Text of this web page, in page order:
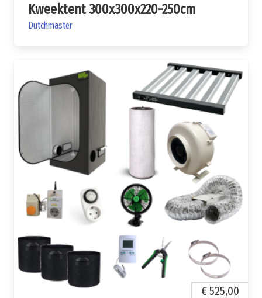
Kweektent 300x300x220-250cm
Dutchmaster
€ 525,00